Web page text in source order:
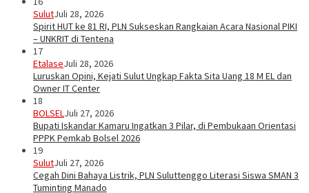
SulutJuli 28, 2026
Spirit HUT ke 81 RI, PLN Sukseskan Rangkaian Acara Nasional PIKI
– UNKRIT di Tentena
17
EtalaseJuli 28, 2026
Luruskan Opini, Kejati Sulut Ungkap Fakta Sita Uang 18 M EL dan
Owner IT Center
18
BOLSELJuli 27, 2026
Bupati Iskandar Kamaru Ingatkan 3 Pilar, di Pembukaan Orientasi
PPPK Pemkab Bolsel 2026
19
SulutJuli 27, 2026
Cegah Dini Bahaya Listrik, PLN Suluttenggo Literasi Siswa SMAN 3
Tuminting Manado